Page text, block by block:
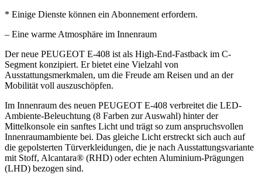
* Einige Dienste können ein Abonnement erfordern.
– Eine warme Atmosphäre im Innenraum
Der neue PEUGEOT E-408 ist als High-End-Fastback im C-
Segment konzipiert. Er bietet eine Vielzahl von
Ausstattungsmerkmalen, um die Freude am Reisen und an der
Mobilität voll auszuschöpfen.
Im Innenraum des neuen PEUGEOT E-408 verbreitet die LED-
Ambiente-Beleuchtung (8 Farben zur Auswahl) hinter der
Mittelkonsole ein sanftes Licht und trägt so zum anspruchsvollen
Innenraumambiente bei. Das gleiche Licht erstreckt sich auch auf
die gepolsterten Türverkleidungen, die je nach Ausstattungsvariante
mit Stoff, Alcantara® (RHD) oder echten Aluminium-Prägungen
(LHD) bezogen sind.